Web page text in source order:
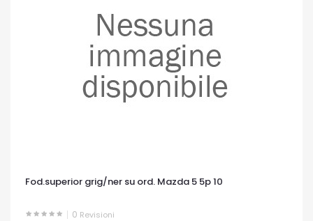
Fod.superior grig/ner su ord. Mazda 5 5p 10
0 Revisioni